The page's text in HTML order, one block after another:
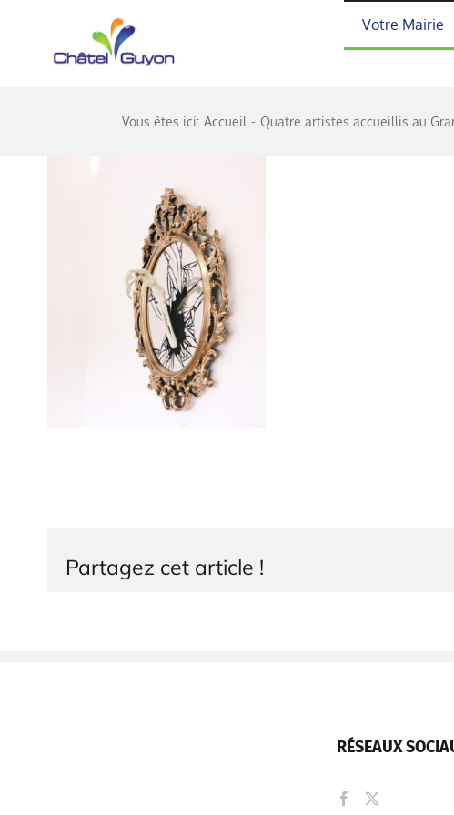
Votre Mairie
Vous êtes ici: Accueil Quatre artistes accueillis au
Partagez cet article !
RÉSEAUX